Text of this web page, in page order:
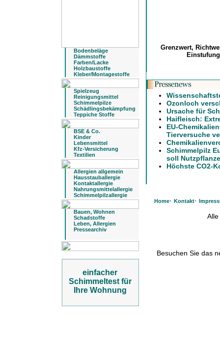
Bodenbeläge
Dämmstoffe
Farben/Lacke
Holzbaustoffe
Kleber/Montagestoffe
Spielzeug
Reinigungsmittel
Schimmelpilze
Schädlingsbekämpfung
Teppiche Stoffe
BSE & Co.
Kinder
Lebensmittel
Kfz-Versicherung
Textilien
Allergien allgemein
Hausstauballergie
Kontaktallergie
Nahrungsmittelallergie
Schimmelpilzallergie
Bauen, Wohnen
Schadstoffe
Leben, Allergien
Pressearchiv
einfacher
Schimmeltest für
Ihre Wohnung
Grenzwert,
Ozonloch
Ursache für
Haifleisch:
EU-
Tierversuche
Schimmelpilz
soll
Höchste CO2-
Home· Kontakt·
Besuchen Sie das